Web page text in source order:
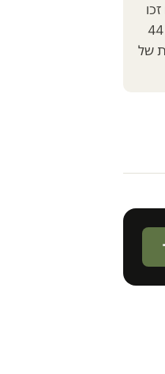
להתעלמות: לאחר חשיפת מחדל קריסת הבניין בדרך יפו 44
של